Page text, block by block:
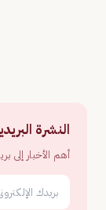
النشرة
أهم الأخبار إلى